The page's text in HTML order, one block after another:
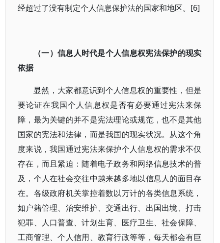
经超过了没有制定个人信息保护法的国家和地区。[6]
（一）信息人时代是个人信息权宪法保护的现实
依据
显然，大家都意识到个人信息权的重要性，但是
要论证在我国个人信息权是否有必要通过宪法来保
障，最为关键的并不是宪法理论或规范，也不是其他
国家的宪法和法律，而是我国的现实状况。从这个角
度来说，我国通过宪法来保护个人信息权的需求不仅
存在，而且紧迫：随着电子政务和网络信息技术的普
及，个人在社会交往中越来越多地以信息人的面目存
在。各级政府机关掌控着数以万计的各类信息系统，
如户籍管理、治安维护、交通出行、出国出境、打击
犯罪、人口普查、计划生育、医疗卫生、社会保障、
工商管理、个人信用、教育行政等等，每天都会有巨